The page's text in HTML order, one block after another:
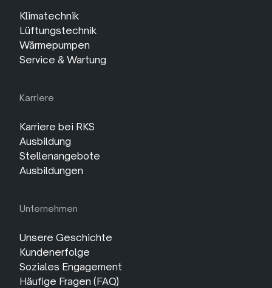
Klimatechnik
Lüftungstechnik
Wärmepumpen
Service & Wartung
Karriere
Karriere bei RKS
Ausbildung
Stellenangebote
Ausbildungen
Unternehmen
Unsere Geschichte
Kundenerfolge
Soziales Engagement
Häufige Fragen (FAQ)